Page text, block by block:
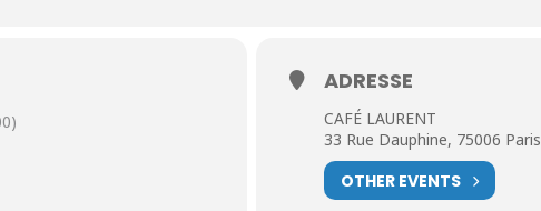
ADRESSE
CAFÉ LAURENT
33 Rue Dauphine, 75006 Paris
OTHER EVENTS